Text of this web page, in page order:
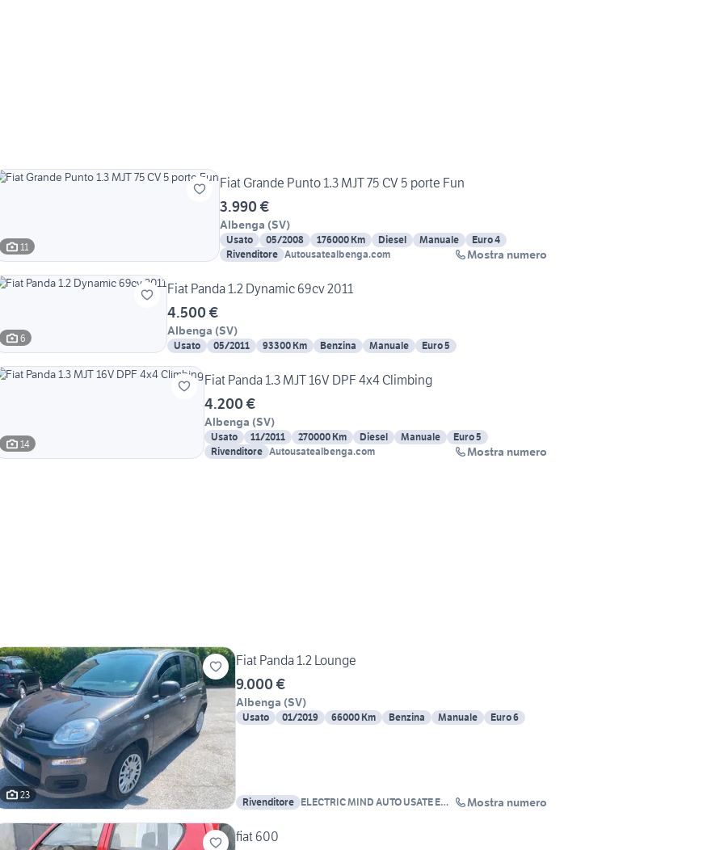
11
Fiat Grande Punto 1.3 MJT 75 CV 5 porte Fun
3.990 €
Albenga (SV)
Usato 05/2008 176000 Km Diesel Manuale
Euro 4
Rivenditore Autousatealbenga.com Mostra numero
6
Fiat Panda 1.2 Dynamic 69cv 2011
4.500 €
Albenga (SV)
Usato 05/2011 93300 Km Benzina Manuale Euro 5
14
Fiat Panda 1.3 MJT 16V DPF 4x4 Climbing
4.200 €
Albenga (SV)
Usato 11/2011 270000 Km Diesel Manuale
Euro 5
Rivenditore Autousatealbenga.com Mostra numero
23
Fiat Panda 1.2 Lounge
9.000 €
Albenga (SV)
Usato 01/2019 66000 Km Benzina Manuale Euro 6
Rivenditore ELECTRIC MIND AUTO USATE E
Mostra numero
fiat 600